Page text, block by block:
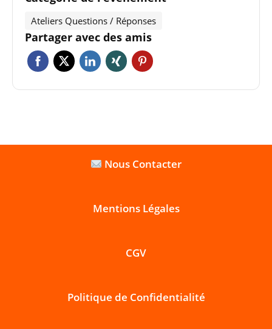
Ateliers Questions / Réponses
Partager avec des amis
Nous Contacter
Mentions Légales
CGV
Politique de Confidentialité